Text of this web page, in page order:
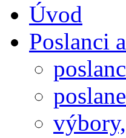
Úvod
Poslanci